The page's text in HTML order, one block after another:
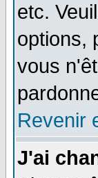
etc.
options,
vous
Revenir
J'ai